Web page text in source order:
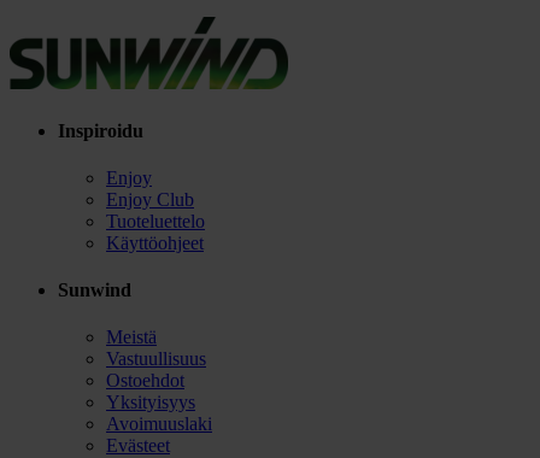
Inspiroidu
Enjoy
Enjoy Club
Tuoteluettelo
Käyttöohjeet
Sunwind
Meistä
Vastuullisuus
Ostoehdot
Yksityisyys
Avoimuuslaki
Evästeet